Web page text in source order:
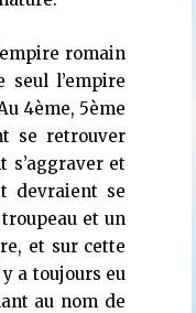
romain
seul l’empire
4ème, 5ème
se retrouver
s’aggraver et
devraient se
et un
et sur cette
a toujours eu
au nom de